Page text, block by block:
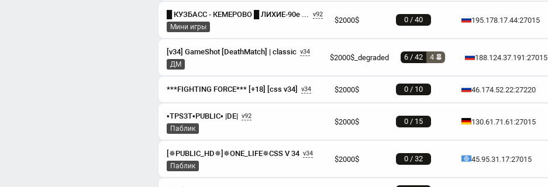
█ КУЗБАСС - КЕМЕРОВО █ ЛИХИЕ-90е [18+] v92
Мини игры
$2000$ 0 / 40 195.178.17.44:27015
[v34] GameShot [DeathMatch] | classic v34
ДМ
$2000$_degraded 6 / 42 4 188.124.37.191:27015
***FIGHTING FORCE*** [+18] [css v34] v34 $2000$ 0 / 10 46.174.52.22:27220
•TPS3T•PUBLIC• |DE| v92
Паблик
$2000$ 0 / 15 130.61.71.61:27015
[✵PUBLIC_HD✵]✵ONE_LIFE✵CSS V 34 v34
Паблик
$2000$ 0 / 32 45.95.31.17:27015